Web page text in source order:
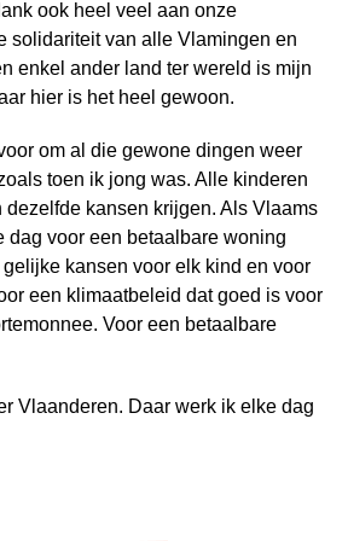
ook heel veel aan onze
solidariteit van alle Vlamingen en
enkel ander land ter wereld is mijn
hier is het heel gewoon.
om al die gewone dingen weer
toen ik jong was. Alle kinderen
dezelfde kansen krijgen. Als Vlaams
dag voor een betaalbare woning
kansen voor elk kind en voor
een klimaatbeleid dat goed is voor
Voor een betaalbare
Vlaanderen. Daar werk ik elke dag